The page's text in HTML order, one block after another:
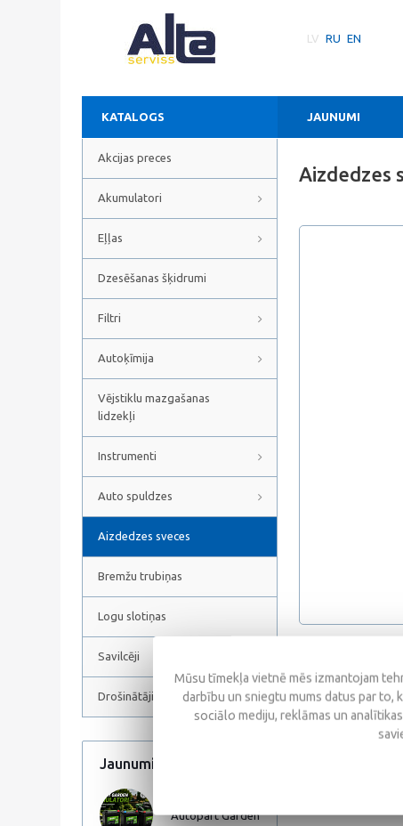
LV RU EN
KATALOGS JAUNUMI
Akcijas preces
Akumulatori
Eļļas
Dzesēšanas šķidrumi
Filtri
Autoķīmija
Vējstiklu mazgašanas
lidzekļi
Instrumenti
Auto spuldzes
Aizdedzes sveces
Bremžu trubiņas
Logu slotiņas
Savilcēji
Drošinātāji
Jaunumi
Autopart Garden
Aizdedzes
Atsauksmes
Mūsu tīmekļa vietnē mēs izmantojam
darbību un sniegtu mums datus par to,
sociālo mediju, reklāmas un